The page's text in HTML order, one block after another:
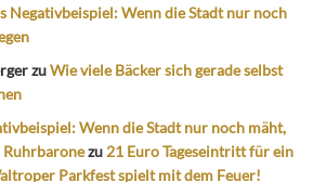
Negativbeispiel: Wenn die Stadt nur noch
zuWie viele Bäcker sich gerade selbst
Wenn die Stadt nur noch mäht,
Ruhrbaronezu 21 Euro Tageseintritt für ein
Parkfest spielt mit dem Feuer!